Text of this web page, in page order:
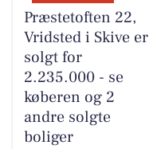
Præstetoften 22,
Vridsted i Skive er
solgt for
2.235.000 - se
køberen og 2
andre solgte
boliger